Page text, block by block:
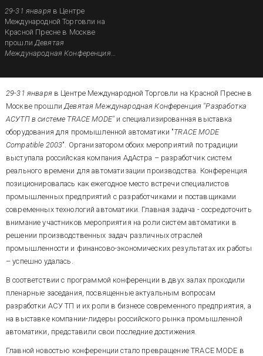
29-31 января в Центре
Международной Торговли на
Красной Пресне в Москве
прошлиДевятая
Международная Конференция
оборудования для
промышленной автоматики
"TRACE MODE Compatible 2003".
Организатором обоих
мероприятий по традиции
выступала российская
компания АдАстра –
разработчик систем реального
времени для автоматизации
производства.
29-31 январяв Центре Международной Торговли на Красной Пресне в
Москве прошлиДевятая Международная Конференция "Разработка
АСУТП в системе TRACE MODE" и специализированная выставка
оборудования для промышленной автоматики "TRACE MODE
Compatible 2003". Организатором обоих мероприятий по традиции
выступала российская компания АдАстра – разработчик систем
реального времени для автоматизации производства. Конференция
позиционировалась как ежегодное место встречи специалистов
промышленных предприятий с разработчиками и поставщиками
современных технологий автоматики. Главная задача - сосредоточить
внимание участников мероприятия на роли систем автоматики в
решении производственных задач различных отраслей
промышленности и финансово-экономических результатах их работы
– успешно удалась.
В соответствии с программой конференции в двух залах проходили
пленарные заседания, посвященные актуальным вопросам
разработки АСУ ТП и их роли в бизнесе современного предприятия, а
на выставке компании-лидеры российского рынка промышленной
автоматики, представили свои последние достижения.
Главной новостью конференции стало превращение TRACE MODE в